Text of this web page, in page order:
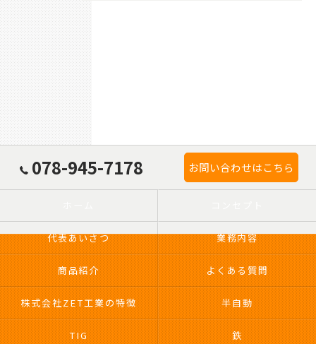
078-945-7178 お問い合わせはこちら
代表あいさつ 業務内容
商品紹介 よくある質問
株式会社ZET工業の特徴 半自動
TIG 鉄